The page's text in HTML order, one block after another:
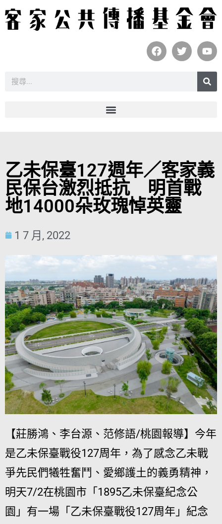
乙未保臺127週年／客家義
民保台激烈抵抗 明首戰
地14000朵玫瑰悼英靈
1 7 月, 2022
【莊勝鴻、李台源、范修語/桃園報導】今年
是乙未保臺戰役127周年，為了感念乙未戰
爭先民們犧牲奮鬥、愛鄉護土的義勇精神，
明天7/2在桃園市「1895乙未保臺紀念公
園」有一場「乙未保臺戰役127周年」紀念